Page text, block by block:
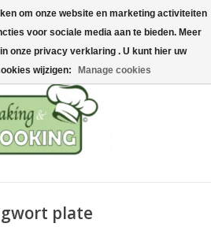
plate
om onze website en marketing activiteiten
voor sociale media aan te bieden. Meer
onze privacy verklaring . U kunt hier uw
wijzigen:
Manage cookies